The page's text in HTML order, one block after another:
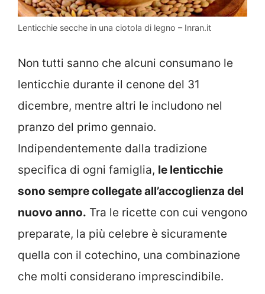
Lenticchie secche in una ciotola di legno – Inran.it
Non tutti sanno che alcuni consumano le
lenticchie durante il cenone del 31
dicembre, mentre altri le includono nel
pranzo del primo gennaio.
Indipendentemente dalla tradizione
specifica di ogni famiglia, le lenticchie
sono sempre collegate all’accoglienza del
nuovo anno. Tra le ricette con cui vengono
preparate, la più celebre è sicuramente
quella con il cotechino, una combinazione
che molti considerano imprescindibile.